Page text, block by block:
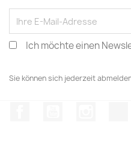
Ich möchte einen
Sie können sich jederzeit